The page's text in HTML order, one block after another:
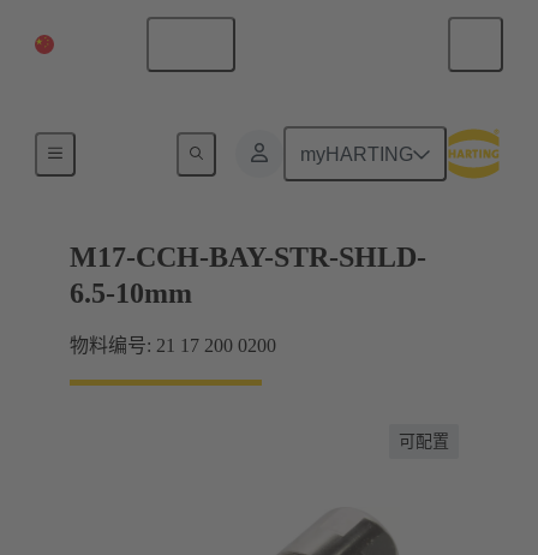
myHARTING
M17-CCH-BAY-STR-SHLD-
6.5-10mm
物料编号: 21 17 200 0200
可配置